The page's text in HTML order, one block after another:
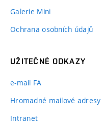
Galerie Mini
Ochrana osobních údajů
UŽITEČNÉ ODKAZY
e-mail FA
Hromadné mailové adresy
Intranet